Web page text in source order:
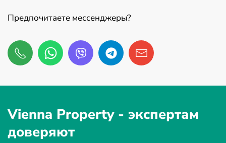
Предпочитаете мессенджеры?
Vienna Property - экспертам
доверяют